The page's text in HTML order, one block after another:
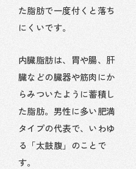
た脂肪で一度付くと落ち
にくいです。
内臓脂肪は、胃や腸、肝
臓などの臓器や筋肉にか
らみついたように蓄積し
た脂肪。男性に多い肥満
タイプの代表で、いわゆ
る「太鼓腹」のことで
す。